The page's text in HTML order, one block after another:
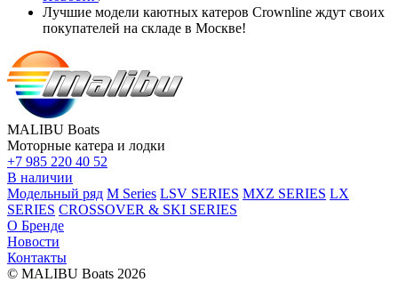
Лучшие модели каютных катеров Crownline ждут своих
покупателей на складе в Москве!
MALIBU Boats
Моторные катера и лодки
+7 985 220 40 52
В наличии
Модельный ряд M Series LSV SERIES MXZ SERIES LX
SERIES CROSSOVER & SKI SERIES
О Бренде
Новости
Контакты
© MALIBU Boats 2026